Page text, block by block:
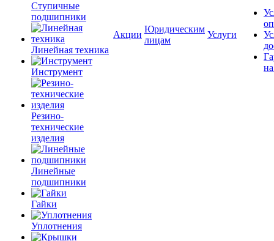
Ступичные
подшипники
Линейная техника
Инструмент
Резино-
технические
изделия
Линейные
подшипники
Гайки
Уплотнения
Акции
Юридическим
лицам
Услуги